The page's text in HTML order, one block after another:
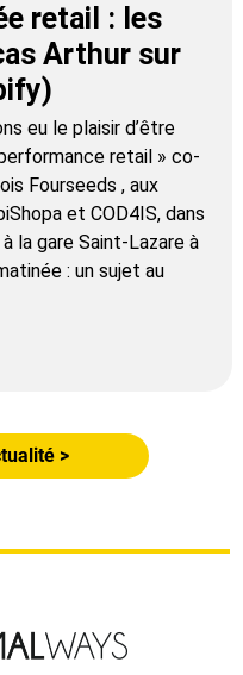
retail : les
Arthur sur
eu le plaisir d’être
retail » co-
Fourseeds , aux
et COD4IS, dans
la gare Saint-Lazare à
: un sujet au
>